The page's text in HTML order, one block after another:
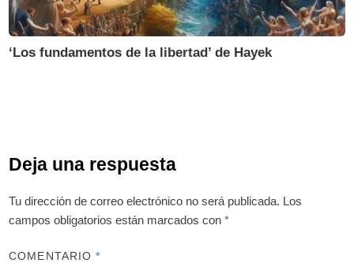
‘Los fundamentos de la libertad’ de Hayek
Deja una respuesta
Tu dirección de correo electrónico no será publicada. Los
campos obligatorios están marcados con*
COMENTARIO*